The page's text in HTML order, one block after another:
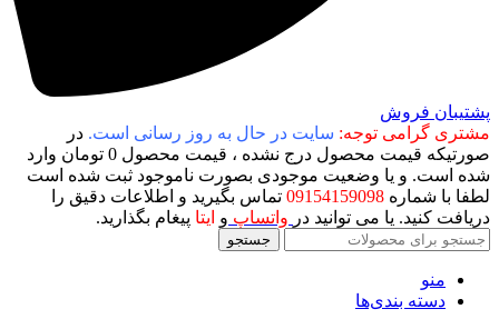
پشتیبان فروش
مشتری گرامی توجه: سایت در حال به روز رسانی است. در
صورتیکه قیمت محصول درج نشده ، قیمت محصول 0 تومان وارد
شده است. و یا وضعیت موجودی بصورت ناموجود ثبت شده است
لطفا با شماره 09154159098 تماس بگیرید و اطلاعات دقیق را
دریافت کنید. یا می توانید در واتساپ و ایتا پیغام بگذارید.
جستجو
منو
دسته بندی‌ها